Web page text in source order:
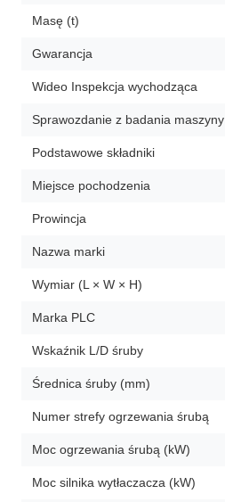
Masę (t)
Gwarancja
Wideo Inspekcja wychodząca
Sprawozdanie z badania maszyny
Podstawowe składniki
Miejsce pochodzenia
Prowincja
Nazwa marki
Wymiar (L × W × H)
Marka PLC
Wskaźnik L/D śruby
Średnica śruby (mm)
Numer strefy ogrzewania śrubą
Moc ogrzewania śrubą (kW)
Moc silnika wytłaczacza (kW)